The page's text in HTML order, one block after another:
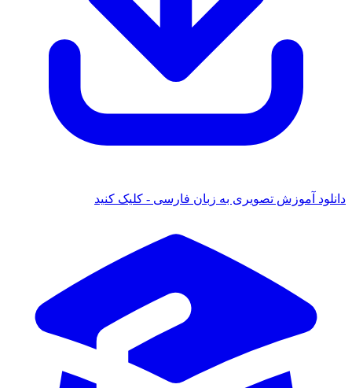
دانلود آموزش تصویری به زبان فارسی - کلیک کنید